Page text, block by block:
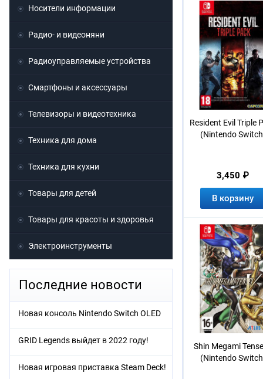
Resident Evil Triple
(Nintendo
3,450 ₽
В корзину
Shin Megami
(Nintendo
Носители информации
Радио- и видеоняни
Радиоуправляемые устройства
Смартфоны и аксессуары
Телевизоры и видеотехника
Техника для дома
Техника для кухни
Товары для детей
Товары для красоты и здоровья
Электроинструменты
Последние новости
Новая консоль Nintendo Switch OLED
GRID Legends выйдет в 2022 году!
Новая игровая приставка Steam Deck!